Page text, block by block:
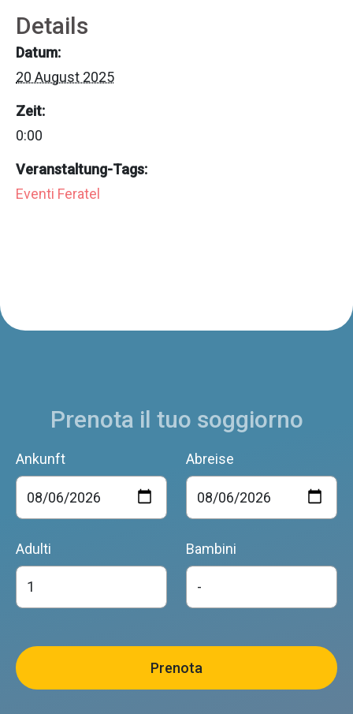
Details
Datum:
20 August 2025
Zeit:
0:00
Veranstaltung-Tags:
Eventi Feratel
Prenota il tuo soggiorno
Ankunft Abreise
Adulti Bambini